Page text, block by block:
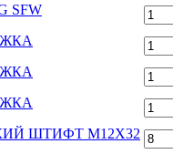
SFW
ШТИФТ M12X32